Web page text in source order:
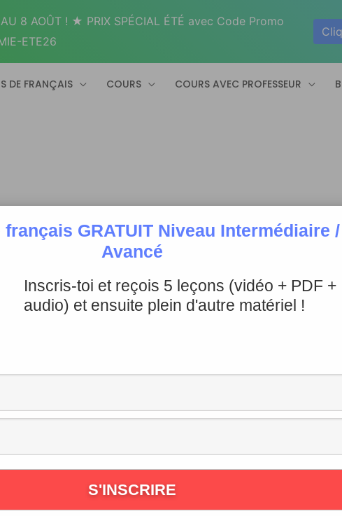
DE FRANÇAIS COURS COURS AVEC PROFESSEUR
2018 sur Français avec Pierre !
DES OFFRES DU BLACK FRIDAY, IL TE SUFFIT
CE CODE PROMO : BF2018🔖 CHOISIS D’ABORD TES COURS
DANS TON PANIER […]
français GRATUIT Niveau Intermédiaire /
Avancé
Inscris-toi et reçois 5 leçons (vidéo + PDF +
audio) et ensuite plein d'autre matériel !
8 AOÛT ! ★ PRIX SPÉCIAL ÉTÉ avec Code Promo
ETE26